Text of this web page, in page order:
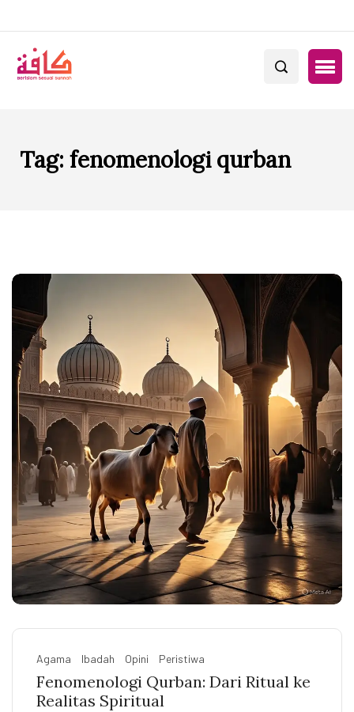
Tag: fenomenologi qurban
Agama Ibadah Opini Peristiwa
Fenomenologi Qurban: Dari Ritual ke
Realitas Spiritual